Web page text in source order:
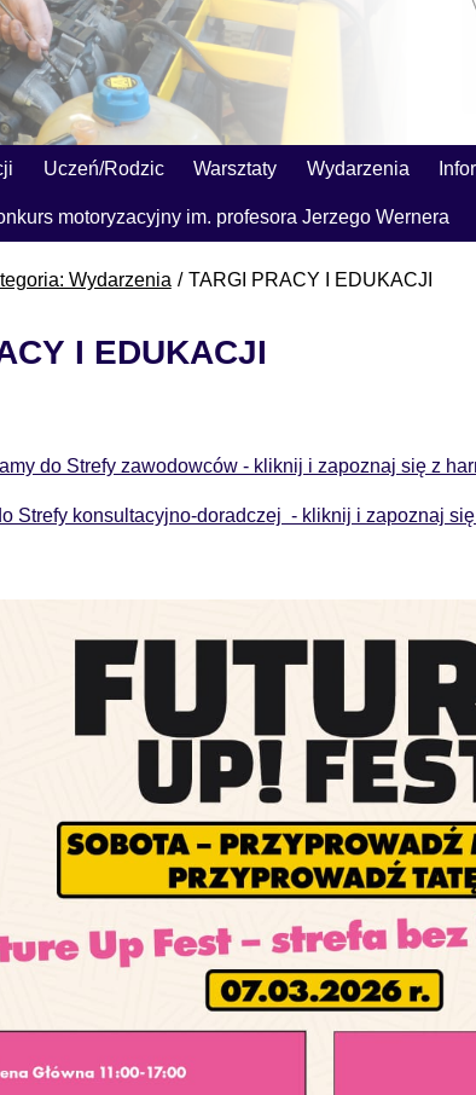
Uczeń/Rodzic Warsztaty Wydarzenia
motoryzacyjny im. profesora Jerzego Wernera
Wydarzenia TARGI PRACY I EDUKACJI
I EDUKACJI
do Strefy zawodowców - kliknij i zapoznaj się z
Strefy konsultacyjno-doradczej - kliknij i zapoznaj